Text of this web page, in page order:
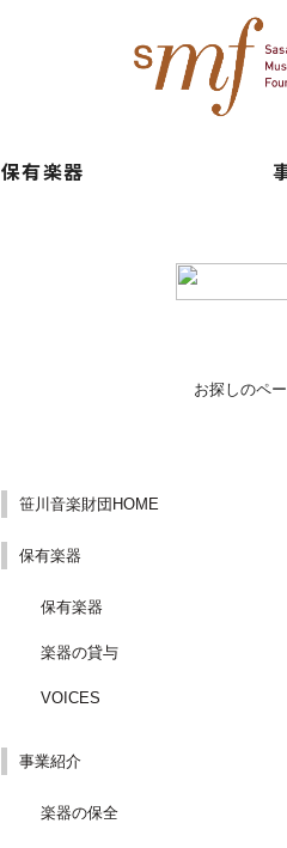
保有楽器
お探しのペ
笹川音楽財団HOME
保有楽器
保有楽器
楽器の貸与
VOICES
事業紹介
楽器の保全